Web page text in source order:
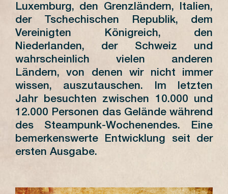
Luxemburg, den Grenzländern, Italien,
der Tschechischen Republik, dem
Vereinigten Königreich, den
Niederlanden, der Schweiz und
wahrscheinlich vielen anderen
Ländern, von denen wir nicht immer
wissen, auszutauschen. Im letzten
Jahr besuchten zwischen 10.000 und
12.000 Personen das Gelände während
des Steampunk-Wochenendes. Eine
bemerkenswerte Entwicklung seit der
ersten Ausgabe.